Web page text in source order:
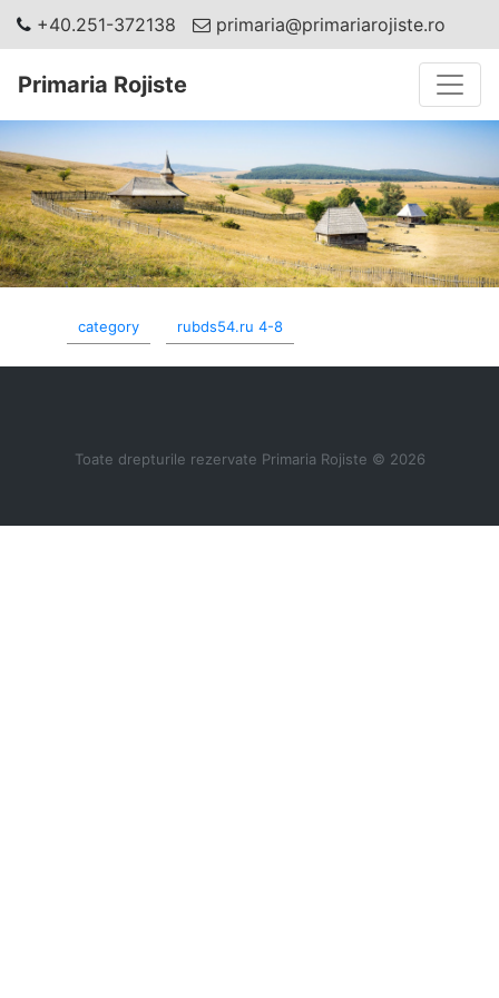
+40.251-372138 primaria@primariarojiste.ro
Primaria Rojiste
category rubds54.ru 4-8
Toate drepturile rezervate Primaria Rojiste © 2026